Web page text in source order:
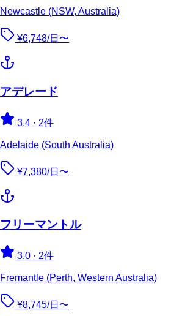
Newcastle (NSW, Australia)
¥6,748/日〜
アデレード
3.4 · 2件
Adelaide (South Australia)
¥7,380/日〜
フリーマントル
3.0 · 2件
Fremantle (Perth, Western Australia)
¥8,745/日〜